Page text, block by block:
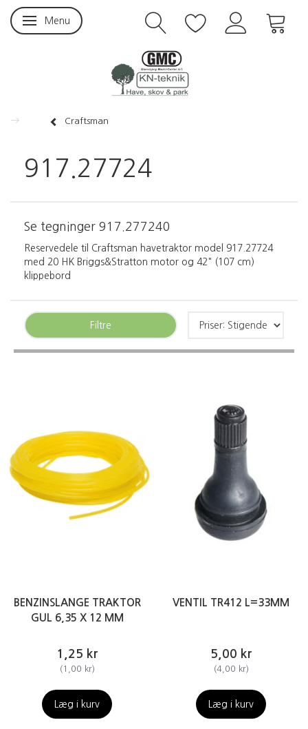
Skifte navigation
Menu
Craftsman
917.27724
Se tegninger 917.277240
Reservedele til Craftsman havetraktor model 917.27724
med 20 HK Briggs&Stratton motor og 42" (107 cm)
klippebord
Filtre
BENZINSLANGE TRAKTOR
GUL 6,35 X 12 MM
1,25 kr
(1,00 kr)
Læg i kurv
VENTIL TR412 L=33MM
5,00 kr
(4,00 kr)
Læg i kurv